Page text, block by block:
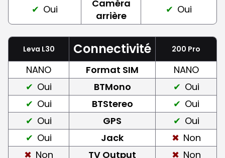
Oui
Caméra
arrière
Oui
Leva L30 Connectivité 200 Pro
NANO Format SIM
NANO
Oui
BTMono
Oui
Oui
BTStereo
Oui
Oui
GPS
Oui
Oui
Jack
Non
Non
TV Output
Non